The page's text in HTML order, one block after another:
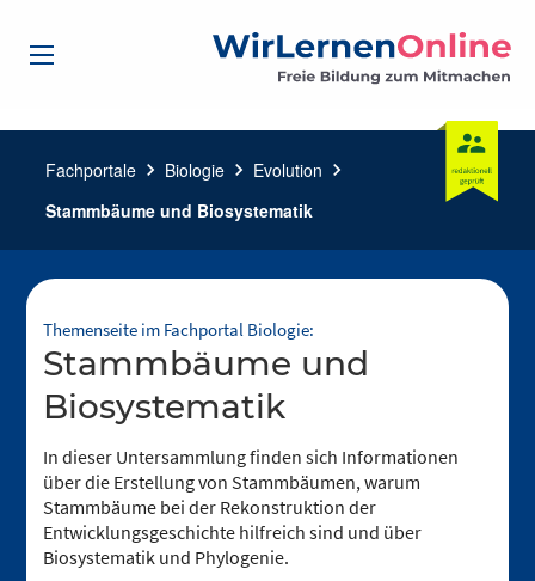
Fachportale chevron_right Biologie chevron_right Evolution chevron_right
Stammbäume und Biosystematik
Themenseite im Fachportal Biologie:
Stammbäume und
Biosystematik
In dieser Untersammlung finden sich Informationen
über die Erstellung von Stammbäumen, warum
Stammbäume bei der Rekonstruktion der
Entwicklungsgeschichte hilfreich sind und über
Biosystematik und Phylogenie.